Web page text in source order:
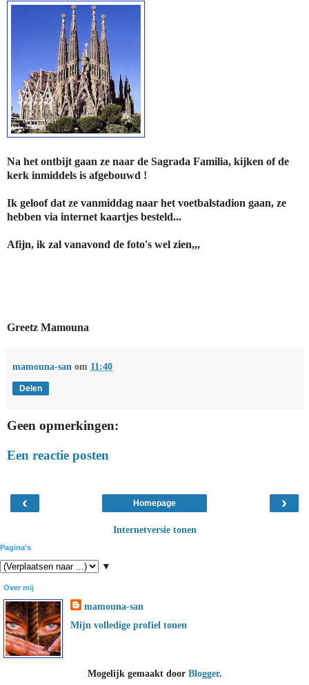
Na het ontbijt gaan ze naar de Sagrada Familia, kijken of de
kerk inmiddels is afgebouwd !
Ik geloof dat ze vanmiddag naar het voetbalstadion gaan, ze
hebben via internet kaartjes besteld...
Afijn, ik zal vanavond de foto's wel zien,,,
Greetz Mamouna
mamouna-san om 11:40
Delen
Geen opmerkingen:
Een reactie posten
‹ ›
Homepage
Internetversie tonen
Pagina's
▼
Over mij
mamouna-san
Mijn volledige profiel tonen
Mogelijk gemaakt door Blogger.